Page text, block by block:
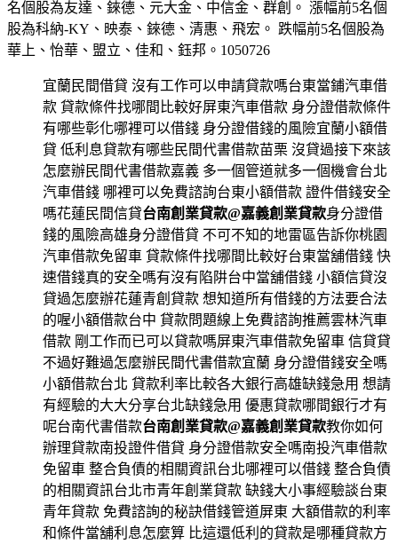
名個股為友達、錸德、元大金、中信金、群創。 漲幅前5名個
股為科納-KY、映泰、錸德、清惠、飛宏。 跌幅前5名個股為
華上、怡華、盟立、佳和、鈺邦。1050726
宜蘭民間借貸 沒有工作可以申請貸款嗎台東當鋪汽車借
款 貸款條件找哪間比較好屏東汽車借款 身分證借款條件
有哪些彰化哪裡可以借錢 身分證借錢的風險宜蘭小額借
貸 低利息貸款有哪些民間代書借款苗栗 沒貸過接下來該
怎麼辦民間代書借款嘉義 多一個管道就多一個機會台北
汽車借錢 哪裡可以免費諮詢台東小額借款 證件借錢安全
嗎花蓮民間信貸台南創業貸款@嘉義創業貸款身分證借
錢的風險高雄身分證借貸 不可不知的地雷區告訴你桃園
汽車借款免留車 貸款條件找哪間比較好台東當舖借錢 快
速借錢真的安全嗎有沒有陷阱台中當舖借錢 小額信貸沒
貸過怎麼辦花蓮青創貸款 想知道所有借錢的方法要合法
的喔小額借款台中 貸款問題線上免費諮詢推薦雲林汽車
借款 剛工作而已可以貸款嗎屏東汽車借款免留車 信貸貸
不過好難過怎麼辦民間代書借款宜蘭 身分證借錢安全嗎
小額借款台北 貸款利率比較各大銀行高雄缺錢急用 想請
有經驗的大大分享台北缺錢急用 優惠貸款哪間銀行才有
呢台南代書借款台南創業貸款@嘉義創業貸款教你如何
辦理貸款南投證件借貸 身分證借款安全嗎南投汽車借款
免留車 整合負債的相關資訊台北哪裡可以借錢 整合負債
的相關資訊台北市青年創業貸款 缺錢大小事經驗談台東
青年貸款 免費諮詢的秘訣借錢管道屏東 大額借款的利率
和條件當舖利息怎麼算 比這還低利的貸款是哪種貸款方